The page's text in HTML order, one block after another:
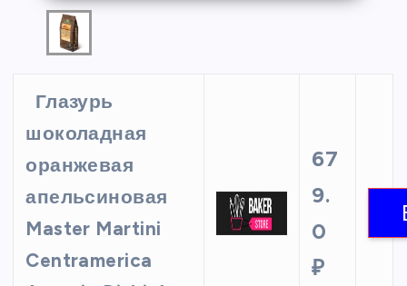
Глазурь
шоколадная
оранжевая
апельсиновая
Master Martini
Centramerica
67
9.
0
₽